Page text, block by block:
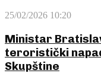
25/02/2026 10:20
Ministar
teroristički
Skupštine